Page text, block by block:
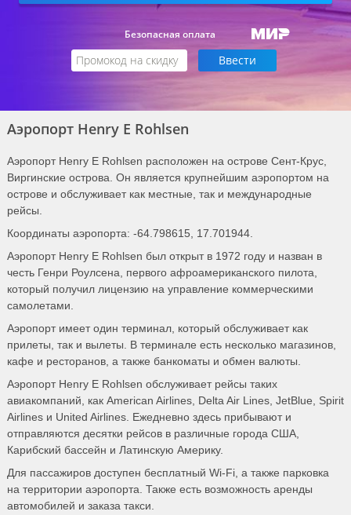
Безопасная оплата
Аэропорт Henry E Rohlsen
Аэропорт Henry E Rohlsen расположен на острове Сент-Крус,
Виргинские острова. Он является крупнейшим аэропортом на
острове и обслуживает как местные, так и международные
рейсы.
Координаты аэропорта: -64.798615, 17.701944.
Аэропорт Henry E Rohlsen был открыт в 1972 году и назван в
честь Генри Роулсена, первого афроамериканского пилота,
который получил лицензию на управление коммерческими
самолетами.
Аэропорт имеет один терминал, который обслуживает как
прилеты, так и вылеты. В терминале есть несколько магазинов,
кафе и ресторанов, а также банкоматы и обмен валюты.
Аэропорт Henry E Rohlsen обслуживает рейсы таких
авиакомпаний, как American Airlines, Delta Air Lines, JetBlue, Spirit
Airlines и United Airlines. Ежедневно здесь прибывают и
отправляются десятки рейсов в различные города США,
Карибский бассейн и Латинскую Америку.
Для пассажиров доступен бесплатный Wi-Fi, а также парковка
на территории аэропорта. Также есть возможность аренды
автомобилей и заказа такси.